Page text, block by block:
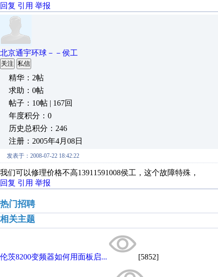
回复 引用 举报
北京通宇环球－－侯工
关注 私信
精华：2帖
求助：0帖
帖子：10帖 | 167回
年度积分：0
历史总积分：246
注册：2005年4月08日
发表于：2008-07-22 18:42:22
我们可以修理价格不高13911591008侯工，这个故障特殊，
回复 引用 举报
热门招聘
相关主题
伦茨8200变频器如何用面板启... [5852]